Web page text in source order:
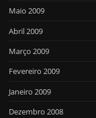
Maio 2009
Abril 2009
Março 2009
Fevereiro 2009
Janeiro 2009
Dezembro 2008